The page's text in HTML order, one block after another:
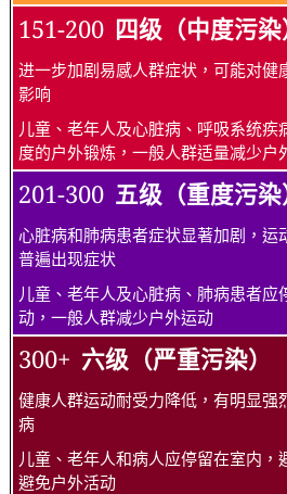
151-200 四级（中度污染
进一步加剧易感人群症状，可能对健
影响
儿童、老年人及心脏病、呼吸系统疾
度的户外锻炼，一般人群适量减少户
201-300 五级（重度污染
心脏病和肺病患者症状显著加剧，运
普遍出现症状
儿童、老年人及心脏病、肺病患者应
动，一般人群减少户外运动
300+ 六级（严重污染）
健康人群运动耐受力降低，有明显强
病
儿童、老年人和病人应停留在室内，
避免户外活动